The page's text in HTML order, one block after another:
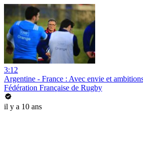
3:12
Argentine - France : Avec envie et
Fédération Française de Rugby
il y a 10 ans